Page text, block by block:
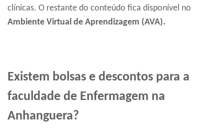
clínicas. O restante do conteúdo fica disponível no
Ambiente Virtual de Aprendizagem (AVA).
Existem bolsas e descontos para a
faculdade de Enfermagem na
Anhanguera?